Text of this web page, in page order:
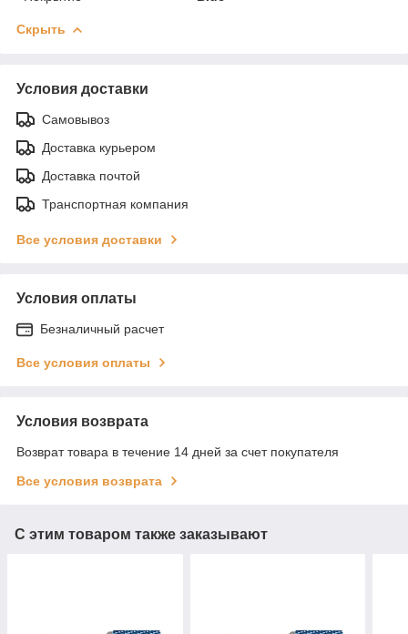
Скрыть
Условия доставки
Самовывоз
Доставка курьером
Доставка почтой
Транспортная компания
Все условия доставки
Условия оплаты
Безналичный расчет
Все условия оплаты
Условия возврата
Возврат товара в течение 14 дней за счет покупателя
Все условия возврата
С этим товаром также заказывают